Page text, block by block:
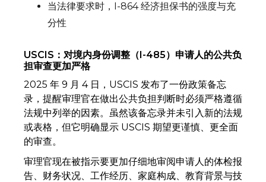
当法律要求时，I-864 经济担保书的强度与充
分性
USCIS：对境内身份调整（I-485）申请人的公共负
担审查更加严格
2025 年 9 月 4 日，USCIS 发布了一份政策备忘
录，提醒审理官在做出公共负担判断时必须严格遵循
法规中列举的因素。虽然该备忘录并未引入新的法规
或表格，但它明确显示 USCIS 期望更谨慎、更全面
的审查。
审理官现在被指示要更加仔细地审阅申请人的体检报
告、财务状况、工作经历、家庭构成、教育背景与技